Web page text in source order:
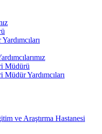
Müdürü
Müdür Yardımcıları
ve Araştırma Hastanesi